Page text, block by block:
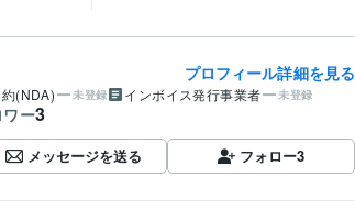
プロフィール詳細を見る
(NDA) 未登録 インボイス発行事業者 未登録
ワー3
メッセージを送る フォロー3